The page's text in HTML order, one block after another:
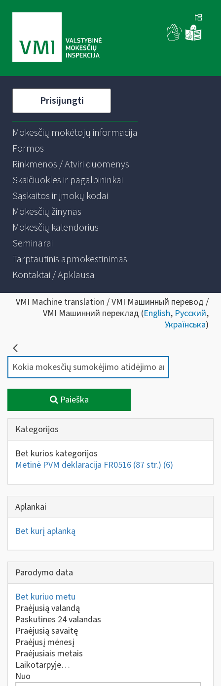
Prisijungti
Mokesčių mokėtojų informacija
Formos
Rinkmenos / Atviri duomenys
Skaičiuoklės ir pagalbininkai
Sąskaitos ir įmokų kodai
Mokesčių žinynas
Mokesčių kalendorius
Seminarai
Tarptautinis apmokestinimas
Kontaktai / Apklausa
VMI Machine translation / VMI Машинный перевод /
VMI Машинний переклад (English, Русский,
Українська)
Paieška
Kategorijos
Bet kurios kategorijos
Metinė PVM deklaracija FR0516 (87 str.) (6)
Aplankai
Bet kurį aplanką
Parodymo data
Bet kuriuo metu
Praėjusią valandą
Paskutines 24 valandas
Praėjusią savaitę
Praėjusį mėnesį
Praėjusiais metais
Laikotarpyje…
Nuo